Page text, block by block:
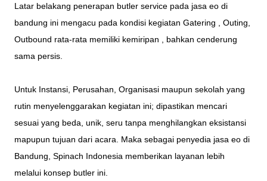
Latar belakang penerapan butler service pada jasa eo di
bandung ini mengacu pada kondisi kegiatan Gatering , Outing,
Outbound rata-rata memiliki kemiripan , bahkan cenderung
sama persis.
Untuk Instansi, Perusahan, Organisasi maupun sekolah yang
rutin menyelenggarakan kegiatan ini; dipastikan mencari
sesuai yang beda, unik, seru tanpa menghilangkan eksistansi
mapupun tujuan dari acara. Maka sebagai penyedia jasa eo di
Bandung, Spinach Indonesia memberikan layanan lebih
melalui konsep butler ini.